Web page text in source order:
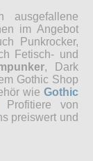
ausgefallene
im Angebot
Punkrocker,
Fetisch- und
, Dark
Gothic Shop
wie Gothic
Profitiere von
preiswert und